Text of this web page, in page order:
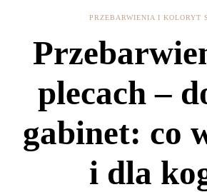
PRZEBARWIENIA I KOLORYT
plecach –
gabinet: co
i dla